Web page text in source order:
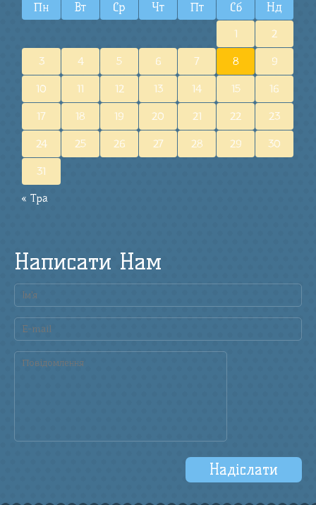
Пн Вт Ср Чт Пт Сб Нд
« Тра
1 2
3 4 5 6 7 8 9
10 11 12 13 14 15 16
17 18 19 20 21 22 23
24 25 26 27 28 29 30
31
Написати Нам